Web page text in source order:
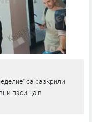
са разкрили
пасища в